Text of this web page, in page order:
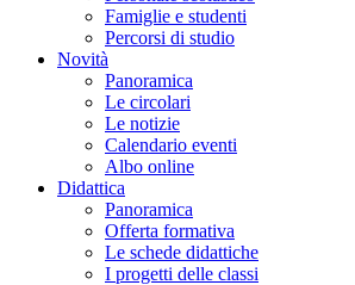
Famiglie e studenti
Percorsi di studio
Novità
Panoramica
Le circolari
Le notizie
Calendario eventi
Albo online
Didattica
Panoramica
Offerta formativa
Le schede didattiche
I progetti delle classi